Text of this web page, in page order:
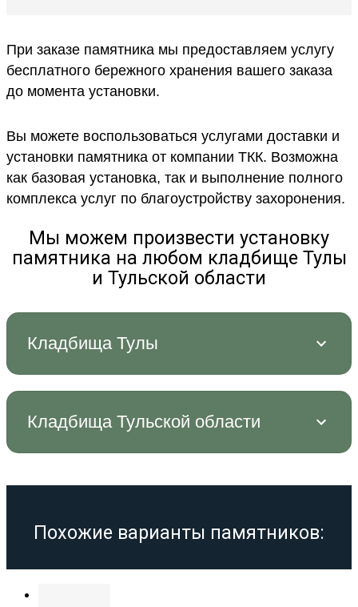
При заказе памятника мы предоставляем услугу
бесплатного бережного хранения вашего заказа
до момента установки.
Вы можете воспользоваться услугами доставки и
установки памятника от компании ТКК. Возможна
как базовая установка, так и выполнение полного
комплекса услуг по благоустройству захоронения.
Мы можем произвести установку
памятника на любом кладбище Тулы
и Тульской области
Кладбища Тулы
Кладбища Тульской области
Похожие варианты памятников: